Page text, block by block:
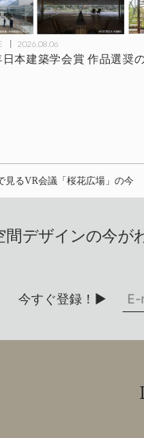
2026.08.06
日本建築学会賞 作品選奨
見るVR会議「桜花広場」の今
間デザインの今
今すぐ登録！▶